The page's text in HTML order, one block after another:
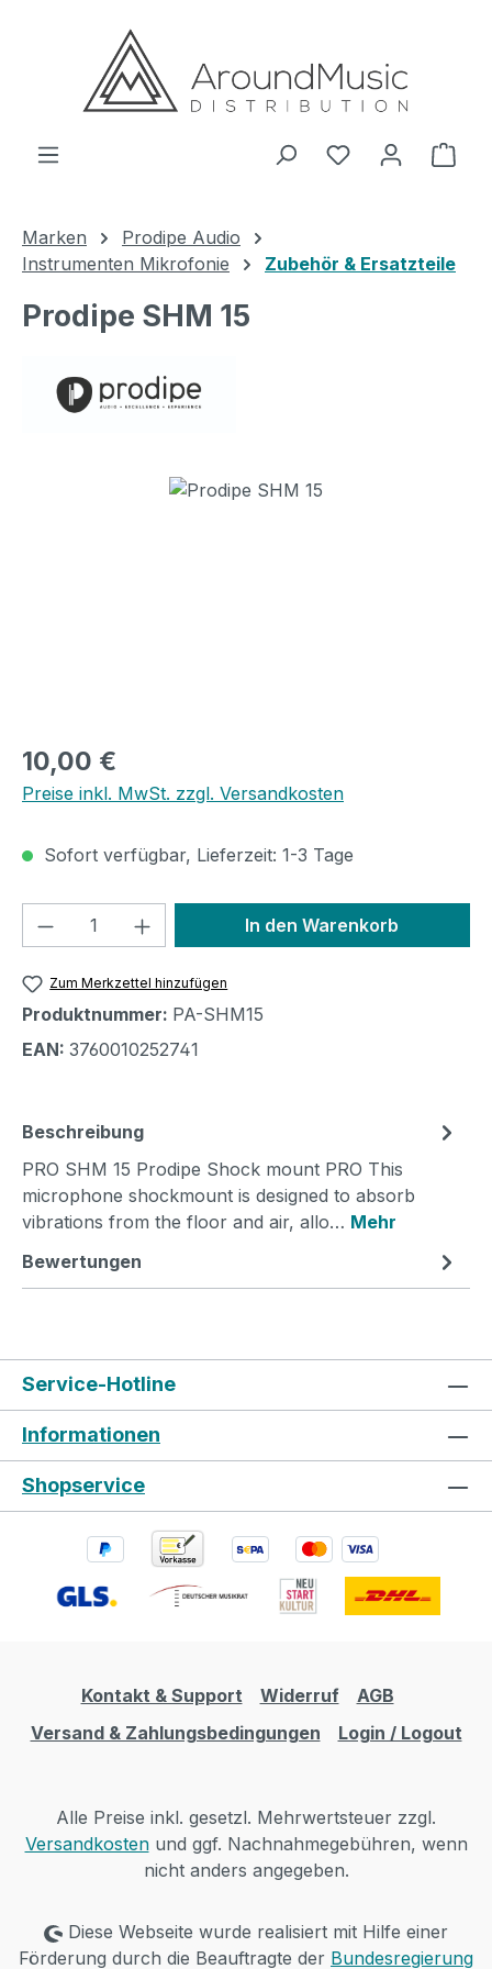
Zum Hauptinhalt springen
Marken
Prodipe Audio
Instrumenten Mikrofonie
Zubehör & Ersatzteile
Prodipe SHM 15
Bildergalerie überspringen
Regulärer Preis:
10,00 €
Preise inkl. MwSt. zzgl. Versandkosten
Sofort verfügbar, Lieferzeit: 1-3 Tage
Produkt Anzahl: Gib denIn den Warenkorb
Zum Merkzettel hinzufügen
Produktnummer: PA-SHM15
EAN: 3760010252741
Beschreibung
PRO SHM 15 Prodipe Shock mount PRO This
microphone shockmount is designed to absorb
vibrations from the floor and air, allo… Mehr
Bewertungen
Service-Hotline
Informationen
Shopservice
Kontakt & Support Widerruf
AGB
Versand & Zahlungsbedingungen
Login / Logout
Alle Preise inkl. gesetzl. Mehrwertsteuer zzgl.
Versandkostenund ggf. Nachnahmegebühren, wenn
nicht anders angegeben.
Diese Webseite wurde realisiert mit Hilfe einer
Förderung durch die Beauftragte der Bundesregierung